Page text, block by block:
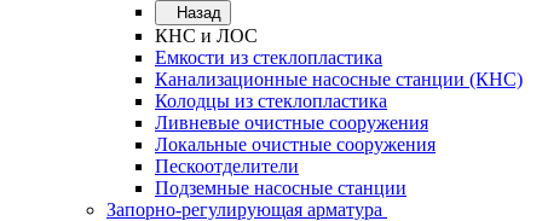
Назад
КНС и ЛОС
Емкости из стеклопластика
Канализационные насосные станции (КНС)
Колодцы из стеклопластика
Ливневые очистные сооружения
Локальные очистные сооружения
Пескоотделители
Подземные насосные станции
Запорно-регулирующая арматура